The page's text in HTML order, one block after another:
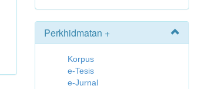
Perkhidmatan +
Korpus
e-Tesis
e-Jurnal